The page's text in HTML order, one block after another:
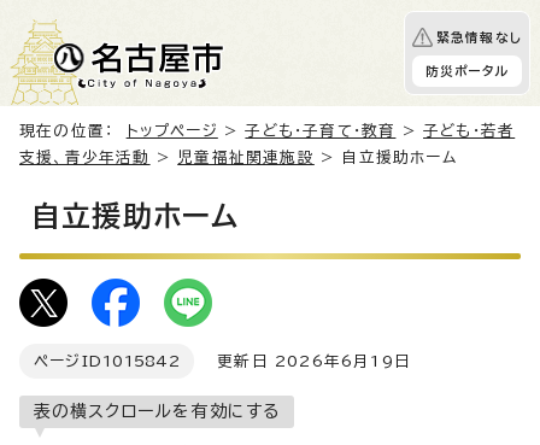
緊急情報なし
防災ポータル
現在の位置： トップページ >子ども・子育て・教育 >子ども・若者
支援、青少年活動
> 児童福祉関連施設 > 自立援助ホーム
自立援助ホーム
ページID 1015842 更新日 2026年6月19日
表の横スクロールを有効にする